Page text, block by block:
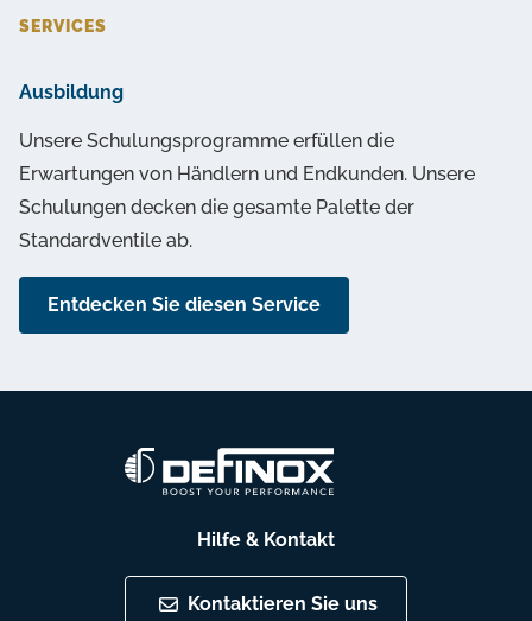
SERVICES
Ausbildung
Unsere Schulungsprogramme erfüllen die
Erwartungen von Händlern und Endkunden. Unsere
Schulungen decken die gesamte Palette der
Standardventile ab.
Entdecken Sie diesen Service
Hilfe & Kontakt
Kontaktieren Sie uns